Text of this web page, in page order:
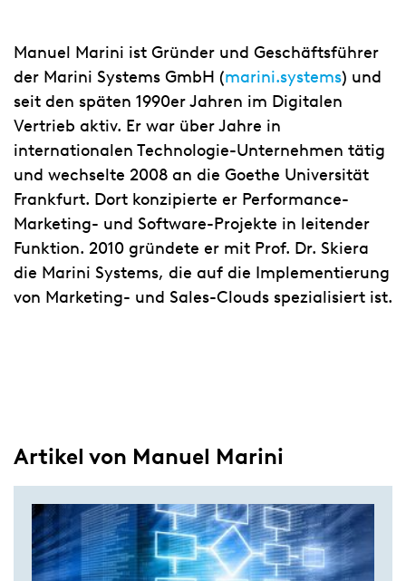
Manuel Marini ist Gründer und Geschäftsführer
der Marini Systems GmbH (marini.systems) und
seit den späten 1990er Jahren im Digitalen
Vertrieb aktiv. Er war über Jahre in
internationalen Technologie-Unternehmen tätig
und wechselte 2008 an die Goethe Universität
Frankfurt. Dort konzipierte er Performance-
Marketing- und Software-Projekte in leitender
Funktion. 2010 gründete er mit Prof. Dr. Skiera
die Marini Systems, die auf die Implementierung
von Marketing- und Sales-Clouds spezialisiert ist.
Artikel von Manuel Marini